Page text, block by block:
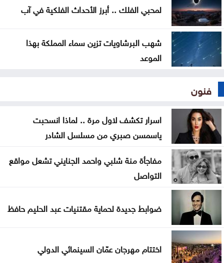
لمحبي الفلك .. أبرز الأحداث الفلكية في آب
شهب البرشاويات تزين سماء المملكة بهذا
الموعد
فنون
اسرار تكشف لاول مرة .. لماذا انسحبت
ياسمسن صبري من مسلسل الشادر
مفاجأة منة شلبي واحمد الجنايني تشعل مواقع
التواصل
ضوابط جديدة لحماية مقتنيات عبد الحليم حافظ
اختتام مهرجان عمّان السينمائي الدولي